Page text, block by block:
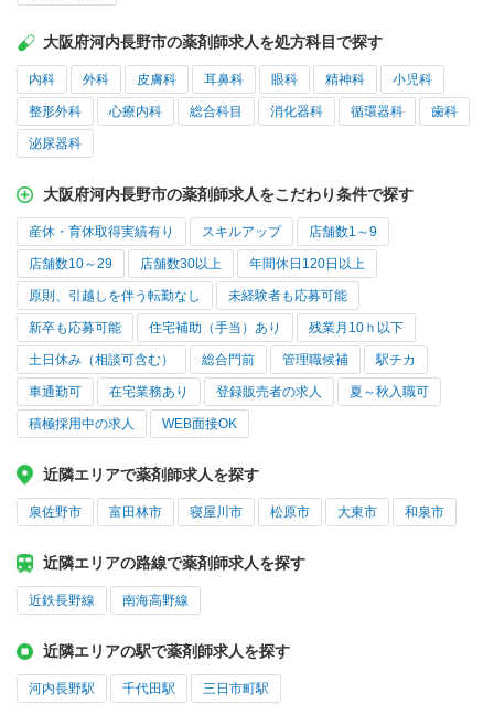
大阪府河内長野市の薬剤師求人を処方科目で探す
内科 外科 皮膚科 耳鼻科 眼科 精神科 小児科
整形外科 心療内科 総合科目 消化器科 循環器科 歯科
泌尿器科
大阪府河内長野市の薬剤師求人をこだわり条件で探す
産休・育休取得実績有り スキルアップ 店舗数1～9
店舗数10～29 店舗数30以上 年間休日120日以上
原則、引越しを伴う転勤なし 未経験者も応募可能
新卒も応募可能 住宅補助（手当）あり 残業月10ｈ以下
土日休み（相談可含む） 総合門前 管理職候補 駅チカ
車通勤可 在宅業務あり 登録販売者の求人 夏～秋入職可
積極採用中の求人 WEB面接OK
近隣エリアで薬剤師求人を探す
泉佐野市 富田林市 寝屋川市 松原市 大東市 和泉市
近隣エリアの路線で薬剤師求人を探す
近鉄長野線 南海高野線
近隣エリアの駅で薬剤師求人を探す
河内長野駅 千代田駅 三日市町駅